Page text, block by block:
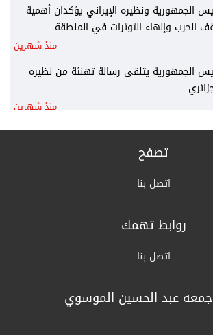
الجمهورية ونظيره الإيراني يؤكدان أهمية
الحرب وإنهاء التوترات في المنطقة
منذ شهرين
الجمهورية يتلقى رسالة تهنئة من نظيره
منذ شهرين
الوزراء يكلف وزير المالية نائباً عنه لرئاسة
المجلس الوزاري للاقتصاد
الخارجية: أمن واستقرار دول الخليج يُعدّ جزءاً لا
القرارات الكاملة لجلسة مجلس الوزراء اليوم
السلع الزراعية غير مشمولة بالتعرفة
تصفح
اتصل بنا
روابط تهمك
اتصل بنا
عبد الحسين الموسوي